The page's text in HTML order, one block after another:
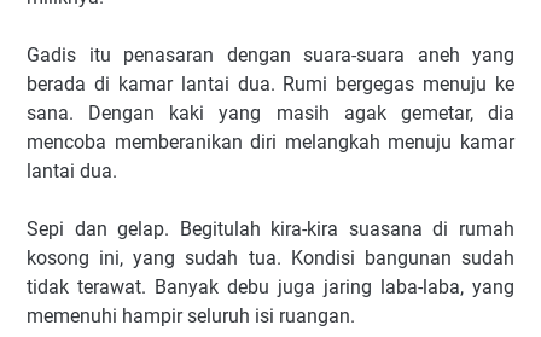
Gadis itu penasaran dengan suara-suara aneh yang
berada di kamar lantai dua. Rumi bergegas menuju ke
sana. Dengan kaki yang masih agak gemetar, dia
mencoba memberanikan diri melangkah menuju kamar
lantai dua.
Sepi dan gelap. Begitulah kira-kira suasana di rumah
kosong ini, yang sudah tua. Kondisi bangunan sudah
tidak terawat. Banyak debu juga jaring laba-laba, yang
memenuhi hampir seluruh isi ruangan.